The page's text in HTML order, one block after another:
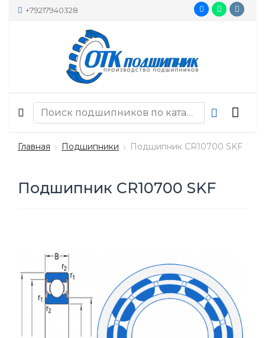
+79217940328
Главная Подшипники Подшипник CR10700 SKF
Подшипник CR10700 SKF